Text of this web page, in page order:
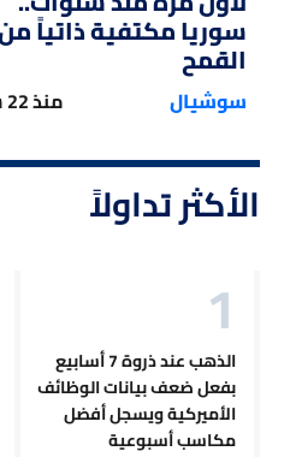
سوريا مكتفية ذاتياً
القمح
سوشيال منذ 22 ساعة
الأكثر تداولاً
الذهب عند ذروة 7 أسابيع
بفعل ضعف بيانات الوظائف
الأميركية ويسجل أفضل
مكاسب أسبوعية